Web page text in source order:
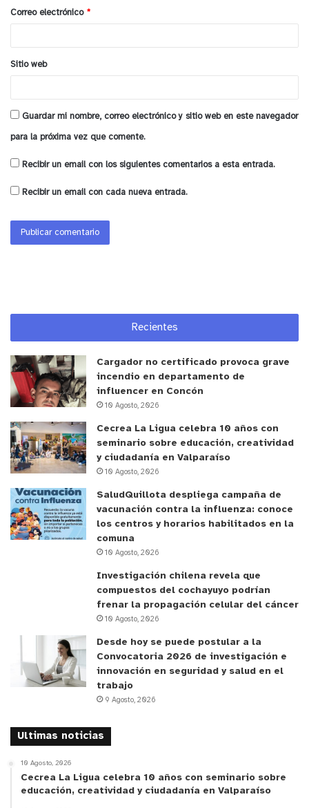
Agregó la académica UPLA que las infecciones
pacientes fumadores. De allí que, si se contagian
de Covid-19, debido al daño en la vía aérea
79% de llegar a la UCI, se intuben y, además,
CAMPAÑA DEL MINSAL
En tanto, el encargado regional de Saneamiento
Básico de la Seremi de Salud, Patricio Formas
Lamar, se refirió a la “Política pública contra el
tabaco en Chile: Propuestas para las universidades
como ambientes libres del humo”.
En su intervención destacó la campaña
#ChaoCigarro del Ministerio de Salud, que se
difunde por redes sociales, orientada a
desincentivar el inicio del consumo de tabaco en
adolescentes de 10 a 14 años, de manera de ser la
primera generación libre de cigarro.
Igualmente, presentó la Estrategia de Espacios
Libre de Humo de Tabaco, para instituciones y
establecimientos educacionales, con sus
respectivas etapas, para que sea considerada de
*
Correo electrónico *
Sitio web
Guardar mi nombre, correo electrónico y sitio web en este navegador
para la próxima vez que comente.
Recibir un email con los siguientes comentarios a esta entrada.
Recibir un email con cada nueva entrada.
Recientes
Cargador no certificado provoca grave
incendio en departamento de
influencer en Concón
10 Agosto, 2026
Cecrea La Ligua celebra 10 años con
seminario sobre educación, creatividad
y ciudadanía en Valparaíso
10 Agosto, 2026
SaludQuillota despliega campaña de
vacunación contra la influenza: conoce
los centros y horarios habilitados en la
comuna
10 Agosto, 2026
Investigación chilena revela que
compuestos del cochayuyo podrían
frenar la propagación celular del cáncer
10 Agosto, 2026
Desde hoy se puede postular a la
Convocatoria 2026 de investigación e
innovación en seguridad y salud en el
trabajo
9 Agosto, 2026
Ultimas noticias
10 Agosto, 2026
Cecrea La Ligua celebra 10 años con seminario sobre
educación, creatividad y ciudadanía en Valparaíso